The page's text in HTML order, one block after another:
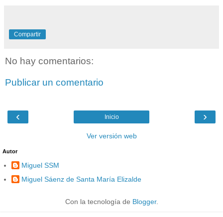
Compartir
No hay comentarios:
Publicar un comentario
‹ ›
Inicio
Ver versión web
Autor
Miguel SSM
Miguel Sáenz de Santa María Elizalde
Con la tecnología de Blogger.